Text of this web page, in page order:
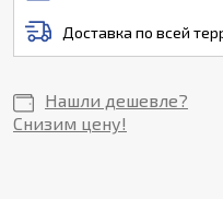
Доставка по всей
Нашли дешевле?
Снизим цену!